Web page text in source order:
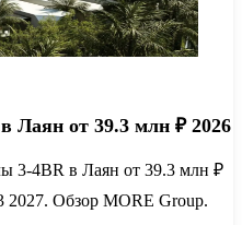
Лаян от 39.3 млн ₽ 2026
3-4BR в Лаян от 39.3 млн ₽
2027. Обзор MORE Group.